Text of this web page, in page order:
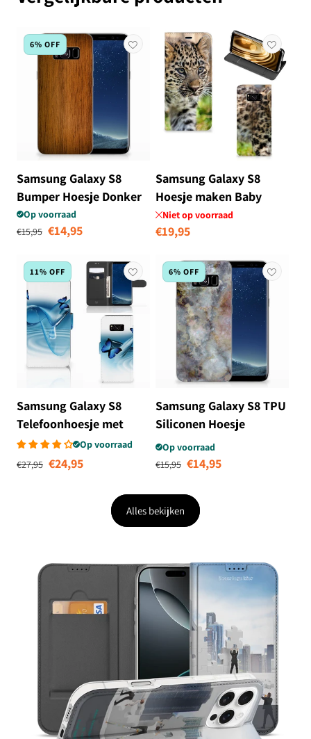
6% OFF
Samsung Galaxy S8
Bumper Hoesje Donker
Hout
Op voorraad
Normale prijs
€15,95 Aanbiedingsprijs
€14,95
Samsung Galaxy S8
Hoesje maken Baby
Luipaard
Niet op voorraad
Normale
€19,95
11% OFF
Samsung Galaxy S8
Telefoonhoesje met
Pasjes VlindersOp voorraad
Normale prijs
€27,95 Aanbiedingsprijs
€24,95
6% OFF
Samsung Galaxy S8 TPU
Siliconen Hoesje
Marmer Grijs
Op voorraad
Normale prijs
€15,95 €14,95
Alles bekijken